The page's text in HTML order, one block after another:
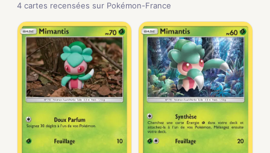
4 cartes recensées sur Pokémon-France